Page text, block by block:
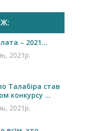
– 2021...
2021р.
Талабіра став
конкурсу ...
2021р.